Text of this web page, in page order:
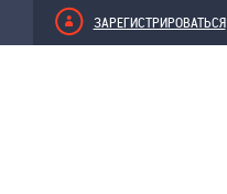
ЗАРЕГИСТРИРОВАТЬСЯ